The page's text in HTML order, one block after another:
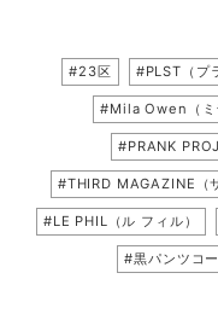
#23区 #PLST（プ
#Mila Owen（ミ
#PRANK
#THIRD MAGAZINE（
#LE PHIL（ル フィル）
#黒パンツコ